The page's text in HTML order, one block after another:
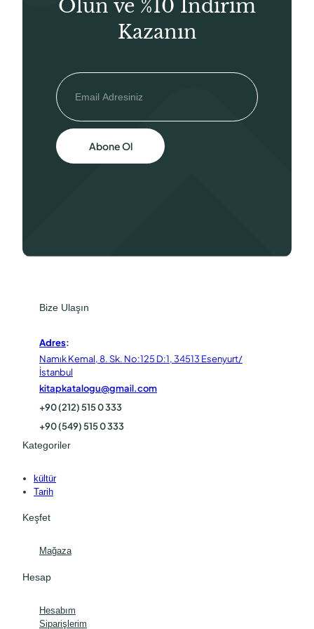
Olun ve %10 İndirim
Kazanın
Abone Ol
Bize Ulaşın
Adres:
Namık Kemal, 8. Sk. No:125 D:1, 34513 Esenyurt/
İstanbul
kitapkatalogu@gmail.com
+90 (212) 515 0 333
+90 (549) 515 0 333
Kategoriler
kültür
Tarih
Keşfet
Mağaza
Hesap
Hesabım
Siparişlerim